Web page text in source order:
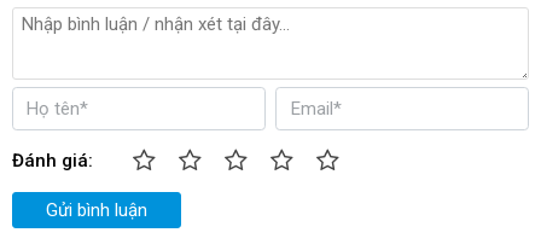
Đánh giá:
Gửi bình luận